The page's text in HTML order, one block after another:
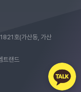
호(가산동, 가산
랜드